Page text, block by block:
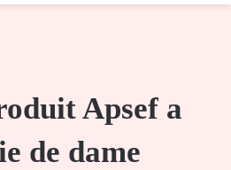
Apsef a
de dame